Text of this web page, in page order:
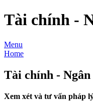
Tài chính -
Menu
Home
Tài chính - Ngân
Xem xét và tư vấn pháp